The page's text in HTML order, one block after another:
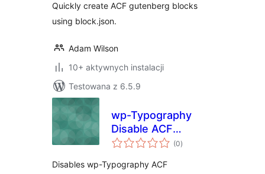
Quickly create ACF gutenberg blocks
using block.json.
Adam Wilson
10+ aktywnych instalacji
Testowana z 6.5.9
wp-Typography
Disable ACF
Integration
(0wszystkich
ocen
)
Disables wp-Typography ACF